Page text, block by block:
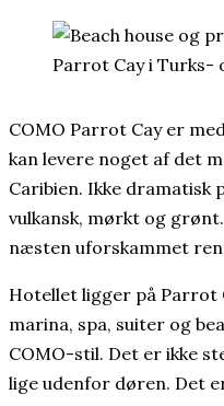
COMO Parrot Cay er
kan levere noget af det
Caribien. Ikke dramatisk
vulkansk, mørkt og
næsten uforskammet
Hotellet ligger på Parrot
marina, spa, suiter og
COMO-stil. Det er ikke
lige udenfor døren. Det